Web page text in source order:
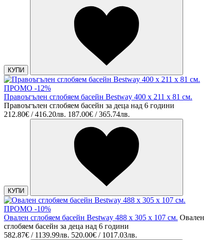
КУПИ
ПРОМО -12%
Правоъгълен сглобяем басейн Bestway 400 х 211 х 81 см.
Правоъгълен сглобяем басейн за деца над 6 години
212.80€ / 416.20лв. 187.00€ / 365.74лв.
КУПИ
ПРОМО -10%
Овален сглобяем басейн Bestway 488 x 305 x 107 см. Овален
сглобяем басейн за деца над 6 години
582.87€ / 1139.99лв. 520.00€ / 1017.03лв.